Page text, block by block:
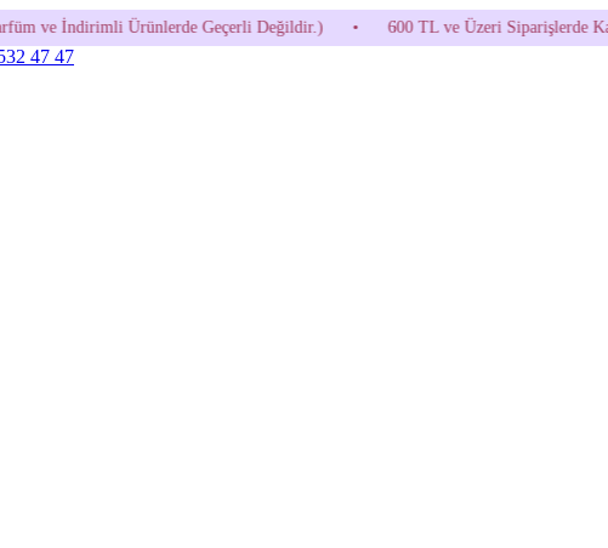
Geçerli Değildir.) • 600 TL ve Üzeri Siparişlerde Kargo Bedava! •
47 47